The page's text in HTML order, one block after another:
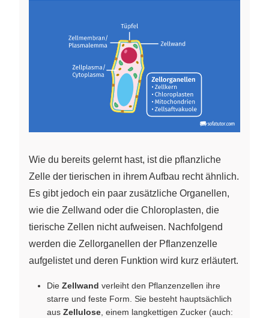
Wie du bereits gelernt hast, ist die pflanzliche
Zelle der tierischen in ihrem Aufbau recht ähnlich.
Es gibt jedoch ein paar zusätzliche Organellen,
wie die Zellwand oder die Chloroplasten, die
tierische Zellen nicht aufweisen. Nachfolgend
werden die Zellorganellen der Pflanzenzelle
aufgelistet und deren Funktion wird kurz erläutert.
Die Zellwand verleiht den Pflanzenzellen ihre
starre und feste Form. Sie besteht hauptsächlich
aus Zellulose , einem langkettigen Zucker (auch: